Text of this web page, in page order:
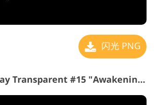
闪光 PNG
Sparkle Overlay Transparent #15 "Awakening"